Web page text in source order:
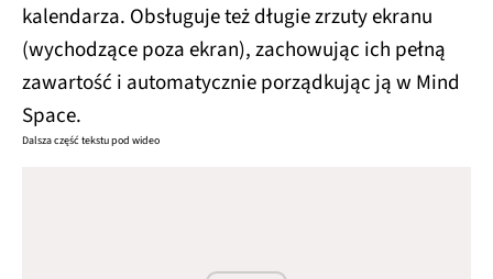
kalendarza. Obsługuje też długie zrzuty ekranu
(wychodzące poza ekran), zachowując ich pełną
zawartość i automatycznie porządkując ją w Mind
Space.
Dalsza część tekstu pod wideo